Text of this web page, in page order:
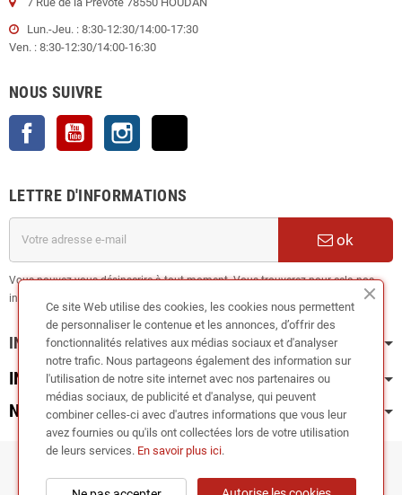
Lun.-Jeu. : 8:30-12:30/14:00-17:30
Ven. : 8:30-12:30/14:00-16:30
NOUS SUIVRE
Facebook YouTube
LETTRE D'INFORMATIONS
ok
Vous pouvez vous désinscrire à tout moment. Vous trouverez pour cela nos
informations de contact dans les conditions d'utilisation du site.
INFORMATION
INFOS PRATIQUES
NOS CATÉGORIES
Ce site Web utilise des cookies, les cookies nous permettent
de personnaliser le contenue et les annonces, d’offrir des
fonctionnalités relatives aux médias sociaux et d'analyser
notre trafic. Nous partageons également des information sur
l'utilisation de notre site internet avec nos partenaires ou
médias sociaux, de publicité et d'analyse, qui peuvent
combiner celles-ci avec d'autres informations que vous leur
avez fournies ou qu'ils ont collectées lors de votre utilisation
de leurs services. En savoir plus ici.